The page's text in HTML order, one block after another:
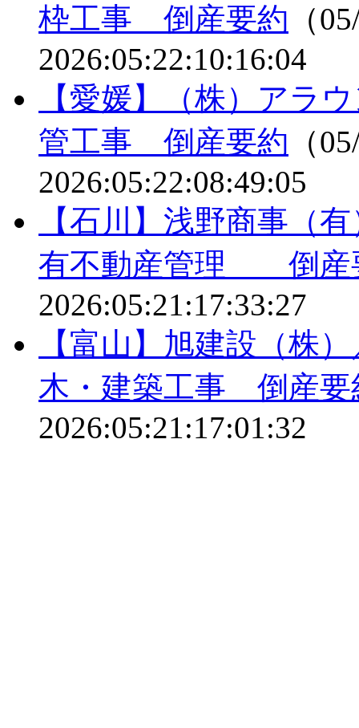
枠工事 倒産要約 （
2026:05:22:10:16:04
【愛媛】（株）アラ
管工事 倒産要約 （
2026:05:22:08:49:05
【石川】浅野商事（
有不動産管理 倒産
2026:05:21:17:33:27
【富山】旭建設（株
木・建築工事 倒産要
2026:05:21:17:01:32